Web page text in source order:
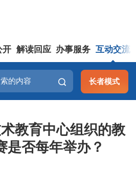
开 解读回应 办事服务 互动交流
长者模式
教育中心组织的教
是否每年举办？